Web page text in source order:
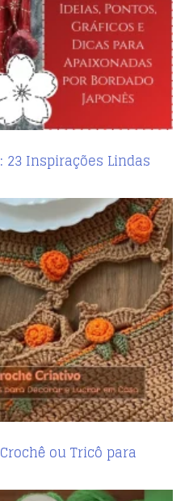
23 Inspirações Lindas
ou Tricô para